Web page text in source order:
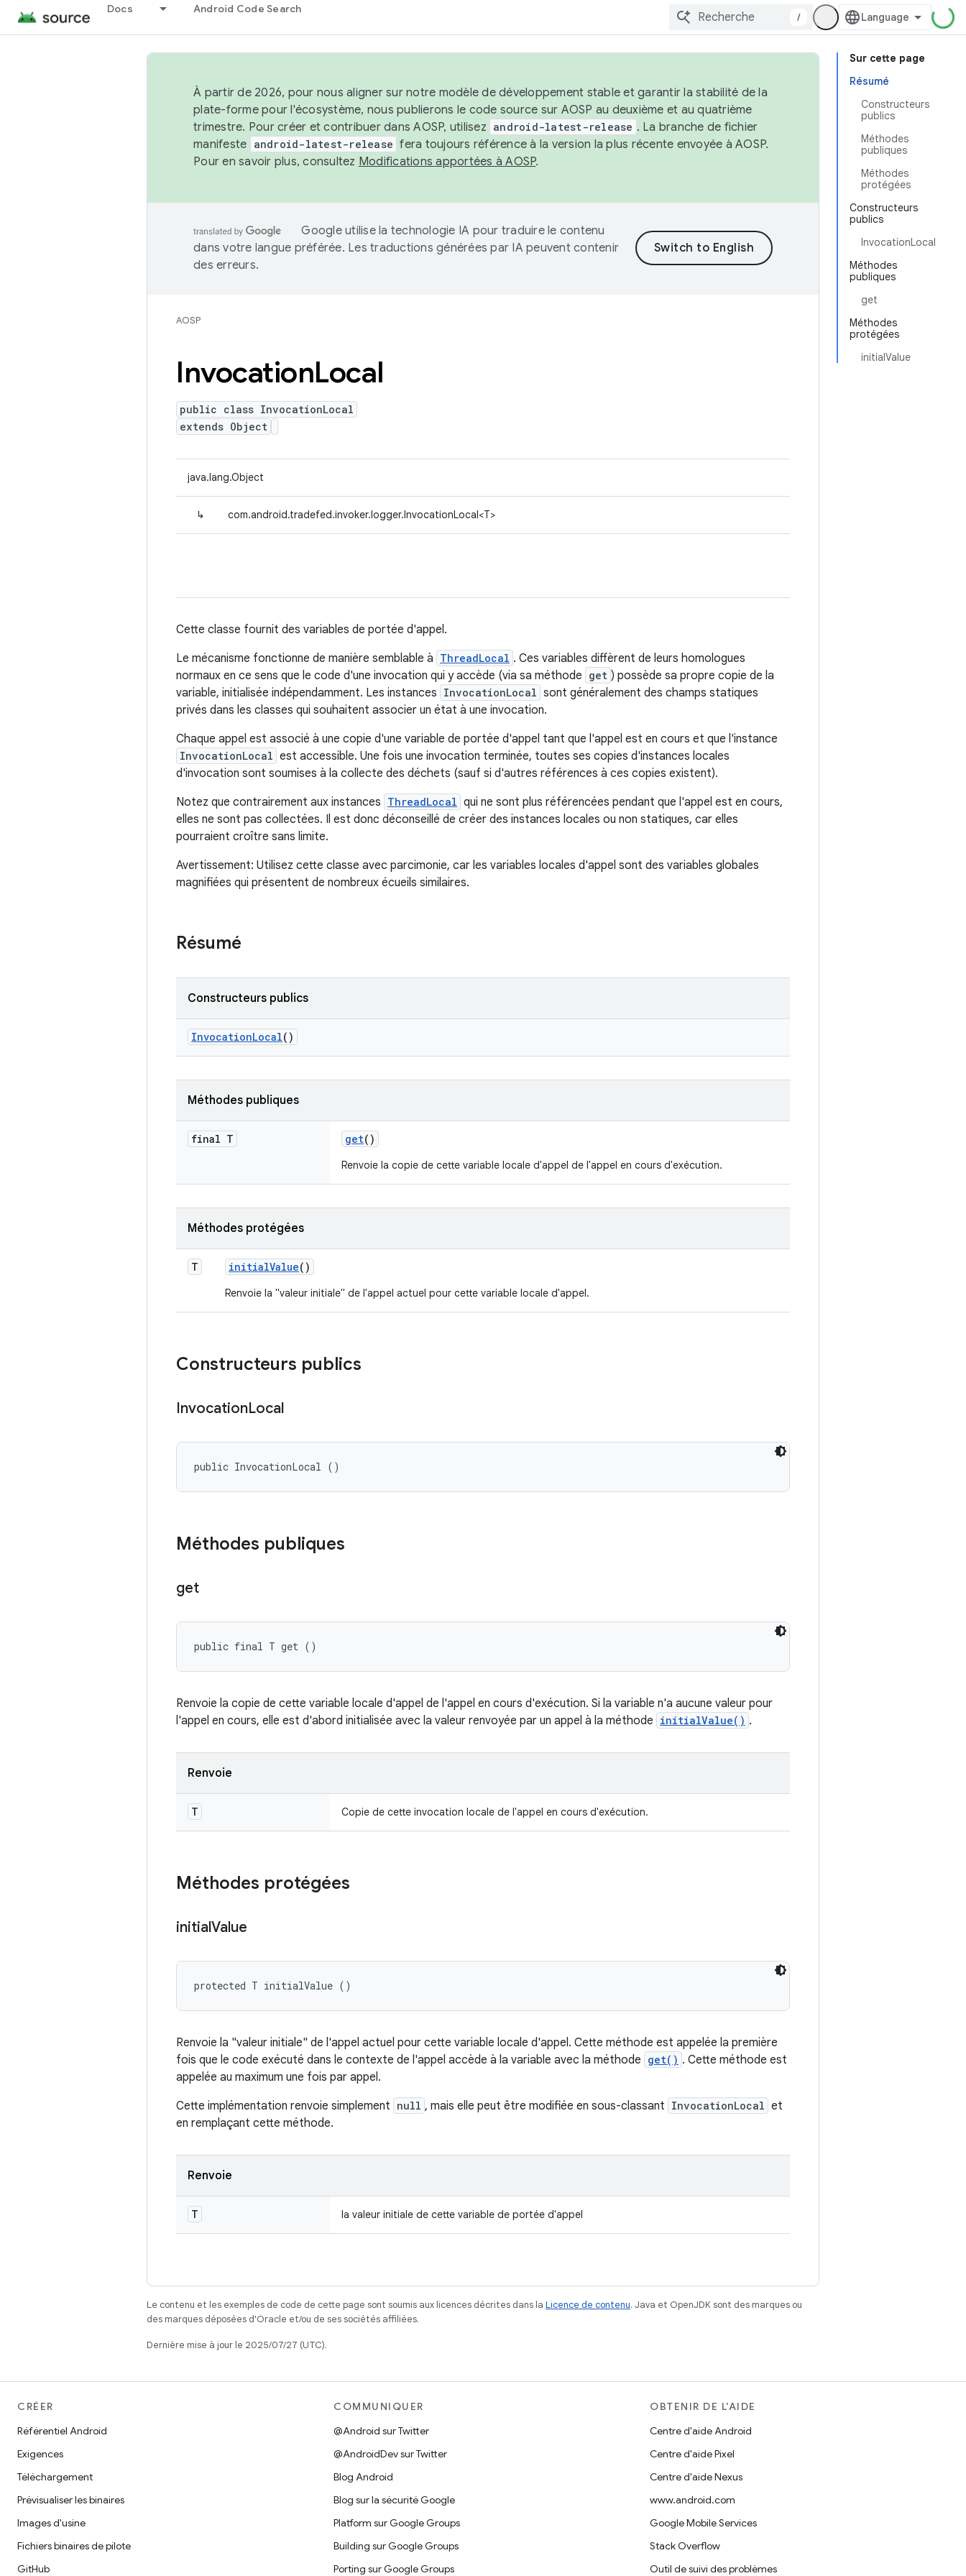
Docs Android Code Search
/
Sur cette page
Résumé
Constructeurs
publics
Méthodes
publiques
Méthodes
protégées
Constructeurs
publics
InvocationLocal
Méthodes
publiques
get
Méthodes
protégées
initialValue
À partir de 2026, pour nous aligner sur notre modèle de développement stable et garantir la stabilité de la
plate-forme pour l'écosystème, nous publierons le code source sur AOSP au deuxième et au quatrième
trimestre. Pour créer et contribuer dans AOSP, utilisez android-latest-release . La branche de fichier
manifeste android-latest-release fera toujours référence à la version la plus récente envoyée à AOSP.
Pour en savoir plus, consultez Modifications apportées à AOSP.
Google utilise la technologie IA pour traduire le contenu
dans votre langue préférée. Les traductions générées par IA peuvent contenir
des erreurs.
AOSP
InvocationLocal
public class InvocationLocal
extends Object
java.lang.Object
↳ com.android.tradefed.invoker.logger.InvocationLocal<T>
Cette classe fournit des variables de portée d'appel.
Le mécanisme fonctionne de manière semblable à ThreadLocal . Ces variables diffèrent de leurs homologues
normaux en ce sens que le code d'une invocation qui y accède (via sa méthode get ) possède sa propre copie de la
variable, initialisée indépendamment. Les instances InvocationLocal sont généralement des champs statiques
privés dans les classes qui souhaitent associer un état à une invocation.
Chaque appel est associé à une copie d'une variable de portée d'appel tant que l'appel est en cours et que l'instance
InvocationLocal est accessible. Une fois une invocation terminée, toutes ses copies d'instances locales
d'invocation sont soumises à la collecte des déchets (sauf si d'autres références à ces copies existent).
Notez que contrairement aux instances ThreadLocal qui ne sont plus référencées pendant que l'appel est en cours,
elles ne sont pas collectées. Il est donc déconseillé de créer des instances locales ou non statiques, car elles
pourraient croître sans limite.
Avertissement: Utilisez cette classe avec parcimonie, car les variables locales d'appel sont des variables globales
magnifiées qui présentent de nombreux écueils similaires.
Résumé
Constructeurs publics
InvocationLocal()
Méthodes publiques
final T get()
Renvoie la copie de cette variable locale d'appel de l'appel en cours d'exécution.
Méthodes protégées
T initialValue()
Renvoie la "valeur initiale" de l'appel actuel pour cette variable locale d'appel.
Constructeurs publics
InvocationLocal
public InvocationLocal ()
Méthodes publiques
get
public final T get ()
Renvoie la copie de cette variable locale d'appel de l'appel en cours d'exécution. Si la variable n'a aucune valeur pour
l'appel en cours, elle est d'abord initialisée avec la valeur renvoyée par un appel à la méthode initialValue() .
Renvoie
T Copie de cette invocation locale de l'appel en cours d'exécution.
Méthodes protégées
initialValue
protected T initialValue ()
Renvoie la "valeur initiale" de l'appel actuel pour cette variable locale d'appel. Cette méthode est appelée la première
fois que le code exécuté dans le contexte de l'appel accède à la variable avec la méthode get() . Cette méthode est
appelée au maximum une fois par appel.
Cette implémentation renvoie simplement null , mais elle peut être modifiée en sous-classant InvocationLocal et
en remplaçant cette méthode.
Renvoie
T la valeur initiale de cette variable de portée d'appel
Le contenu et les exemples de code de cette page sont soumis aux licences décrites dans la Licence de contenu. Java et OpenJDK sont des marques ou
des marques déposées d'Oracle et/ou de ses sociétés affiliées.
Dernière mise à jour le 2025/07/27 (UTC).
CRÉER
Référentiel Android
Exigences
Téléchargement
Prévisualiser les binaires
Images d'usine
Fichiers binaires de pilote
GitHub
COMMUNIQUER
@Android sur Twitter
@AndroidDev sur Twitter
Blog Android
Blog sur la sécurité Google
Platform sur Google Groups
Building sur Google Groups
Porting sur Google Groups
OBTENIR DE L'AIDE
Centre d'aide Android
Centre d'aide Pixel
Centre d'aide Nexus
www.android.com
Google Mobile Services
Stack Overflow
Outil de suivi des problèmes